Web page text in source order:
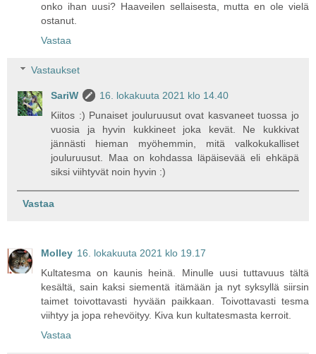
onko ihan uusi? Haaveilen sellaisesta, mutta en ole vielä
ostanut.
Vastaa
Vastaukset
SariW
16. lokakuuta 2021 klo 14.40
Kiitos :) Punaiset jouluruusut ovat kasvaneet tuossa jo
vuosia ja hyvin kukkineet joka kevät. Ne kukkivat
jännästi hieman myöhemmin, mitä valkokukalliset
jouluruusut. Maa on kohdassa läpäisevää eli ehkäpä
siksi viihtyvät noin hyvin :)
Vastaa
Molley 16. lokakuuta 2021 klo 19.17
Kultatesma on kaunis heinä. Minulle uusi tuttavuus tältä
kesältä, sain kaksi siementä itämään ja nyt syksyllä siirsin
taimet toivottavasti hyvään paikkaan. Toivottavasti tesma
viihtyy ja jopa rehevöityy. Kiva kun kultatesmasta kerroit.
Vastaa